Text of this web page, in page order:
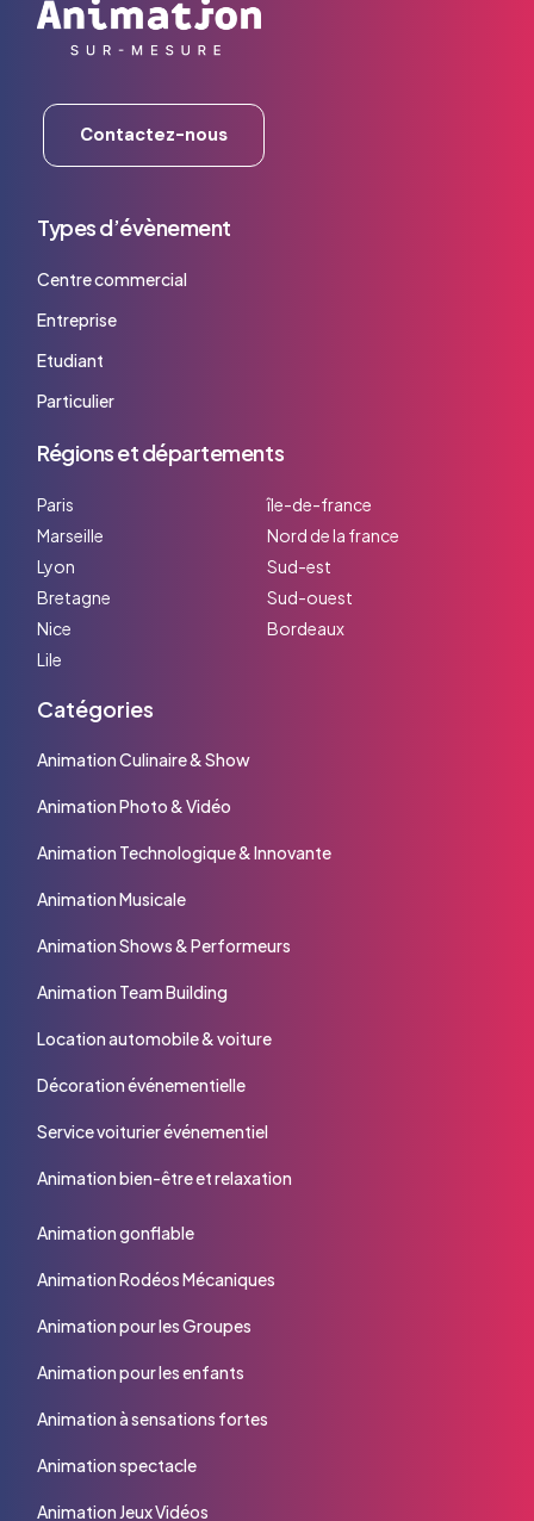
Contactez-nous
Types d’évènement
Centre commercial
Entreprise
Etudiant
Particulier
Régions et départements
Paris
Marseille
Lyon
Bretagne
Nice
Lile
île-de-france
Nord de la france
Sud-est
Sud-ouest
Bordeaux
Catégories
Animation Culinaire & Show
Animation Photo & Vidéo
Animation Technologique & Innovante
Animation Musicale
Animation Shows & Performeurs
Animation Team Building
Location automobile & voiture
Décoration événementielle
Service voiturier événementiel
Animation bien-être et relaxation
Animation gonflable
Animation Rodéos Mécaniques
Animation pour les Groupes
Animation pour les enfants
Animation à sensations fortes
Animation spectacle
Animation Jeux Vidéos